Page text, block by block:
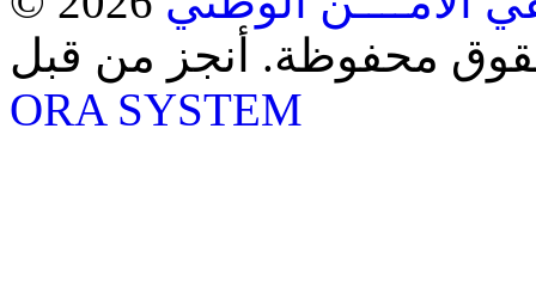
محفوظة. أنجز من قبل
ORA SYSTEM